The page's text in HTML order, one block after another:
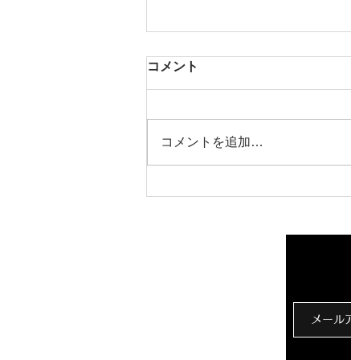
芳醇な香り
コメント
コメントを追加…